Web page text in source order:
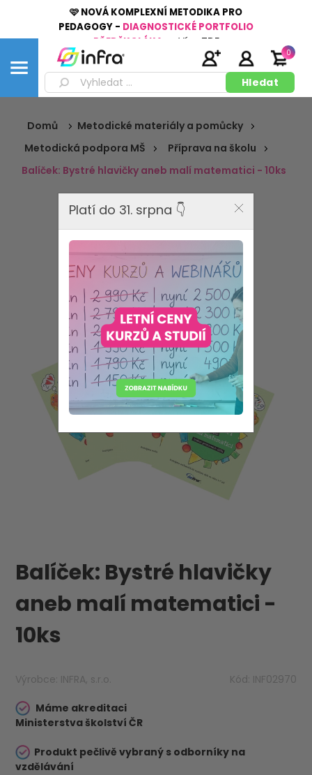
🩷 NOVÁ KOMPLEXNÍ METODIKA PRO
PEDAGOGY - DIAGNOSTICKÉ PORTFOLIO
PŘEDŠKOLÁKA
Více ZDE
0
Domů
Metodické materiály a pomůcky
Metodická podpora MŠ
Příprava na školu
Balíček: Bystré hlavičky aneb malí matematici - 10ks
Balíček: Bystré hlavičky
aneb malí matematici -
10ks
Výrobce: INFRA, s.r.o. Kód: INF02970
Máme akreditaci
Ministerstva školství ČR
Produkt pečlivě vybraný s odborníky na
vzdělávání
Platí do 31. srpna 👇